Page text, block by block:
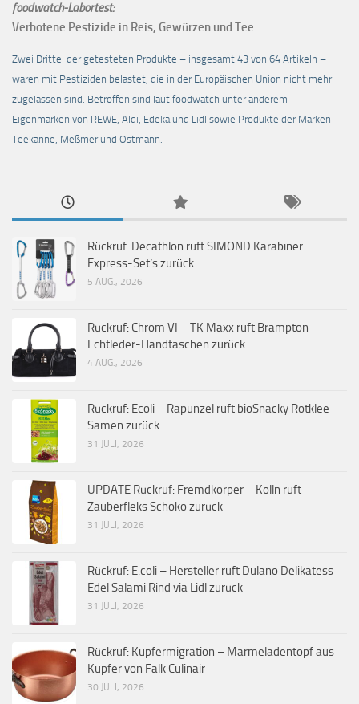
foodwatch-Labortest:
Verbotene Pestizide in Reis, Gewürzen und Tee
Zwei Drittel der getesteten Produkte – insgesamt 43 von 64 Artikeln –
waren mit Pestiziden belastet, die in der Europäischen Union nicht mehr
zugelassen sind. Betroffen sind laut foodwatch unter anderem
Eigenmarken von REWE, Aldi, Edeka und Lidl sowie Produkte der Marken
Teekanne, Meßmer und Ostmann.
Rückruf: Decathlon ruft SIMOND Karabiner
Express-Set’s zurück
5 AUG., 2026
Rückruf: Chrom VI – TK Maxx ruft Brampton
Echtleder-Handtaschen zurück
4 AUG., 2026
Rückruf: Ecoli – Rapunzel ruft bioSnacky Rotklee
Samen zurück
31 JULI, 2026
UPDATE Rückruf: Fremdkörper – Kölln ruft
Zauberfleks Schoko zurück
31 JULI, 2026
Rückruf: E.coli – Hersteller ruft Dulano Delikatess
Edel Salami Rind via Lidl zurück
31 JULI, 2026
Rückruf: Kupfermigration – Marmeladentopf aus
Kupfer von Falk Culinair
30 JULI, 2026